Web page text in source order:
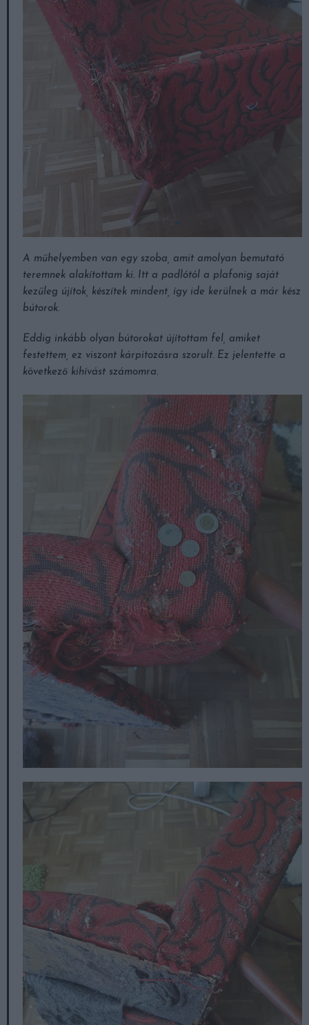
A műhelyemben van egy szoba, amit amolyan bemutató
teremnek alakítottam ki. Itt a padlótól a plafonig saját
kezűleg újítok, készítek mindent, így ide kerülnek a már kész
bútorok.
Eddig inkább olyan bútorokat újítottam fel, amiket
festettem, ez viszont kárpitozásra szorult. Ez jelentette a
következő kihívást számomra.